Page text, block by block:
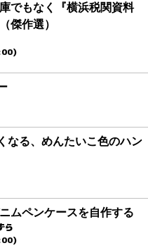
でもなく『横浜税関資料
傑作選）
なる、めんたいこ色のハン
ムペンケースを自作する
ら